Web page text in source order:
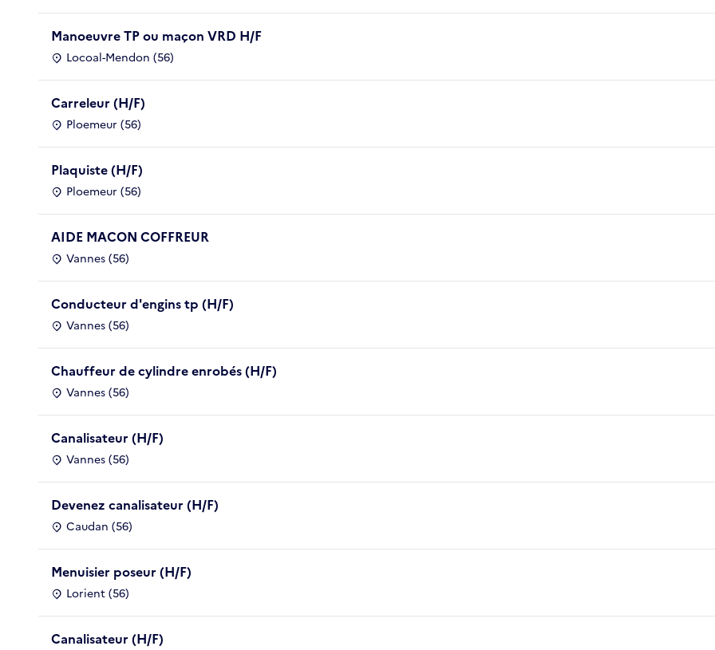
Manoeuvre TP ou maçon VRD H/F
Locoal-Mendon (56)
Carreleur (H/F)
Ploemeur (56)
Plaquiste (H/F)
Ploemeur (56)
AIDE MACON COFFREUR
Vannes (56)
Conducteur d'engins tp (H/F)
Vannes (56)
Chauffeur de cylindre enrobés (H/F)
Vannes (56)
Canalisateur (H/F)
Vannes (56)
Devenez canalisateur (H/F)
Caudan (56)
Menuisier poseur (H/F)
Lorient (56)
Canalisateur (H/F)